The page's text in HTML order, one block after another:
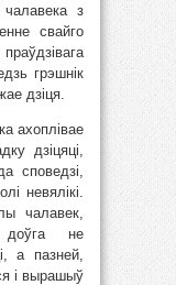
чалавека з
свайго
грэшнік
дзіця.
ахоплівае
дзіцяці,
споведзі,
невялікі.
чалавек,
доўга не
а пазней,
і вырашыў